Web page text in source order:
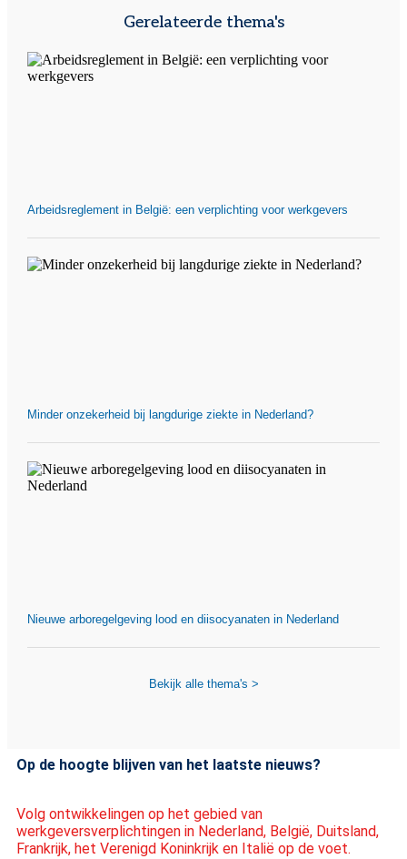
Gerelateerde thema's
Arbeidsreglement in België: een verplichting voor werkgevers
Minder onzekerheid bij langdurige ziekte in Nederland?
Nieuwe arboregelgeving lood en diisocyanaten in Nederland
Bekijk alle thema's >
Op de hoogte blijven van het laatste nieuws?
Volg ontwikkelingen op het gebied van
werkgeversverplichtingen in Nederland, België, Duitsland,
Frankrijk, het Verenigd Koninkrijk en Italië op de voet.